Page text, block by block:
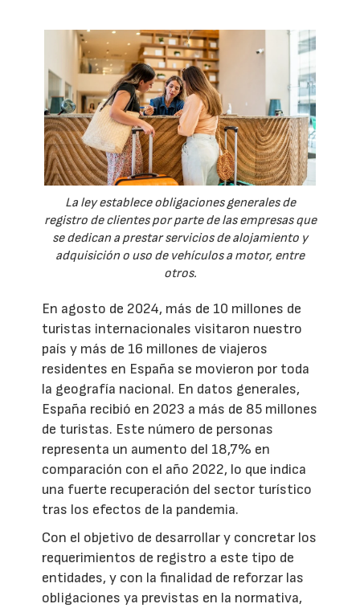
La ley establece obligaciones generales de
registro de clientes por parte de las empresas que
se dedican a prestar servicios de alojamiento y
adquisición o uso de vehículos a motor, entre
otros.
En agosto de 2024, más de 10 millones de
turistas internacionales visitaron nuestro
país y más de 16 millones de viajeros
residentes en España se movieron por toda
la geografía nacional. En datos generales,
España recibió en 2023 a más de 85 millones
de turistas. Este número de personas
representa un aumento del 18,7% en
comparación con el año 2022, lo que indica
una fuerte recuperación del sector turístico
tras los efectos de la pandemia.
Con el objetivo de desarrollar y concretar los
requerimientos de registro a este tipo de
entidades, y con la finalidad de reforzar las
obligaciones ya previstas en la normativa,